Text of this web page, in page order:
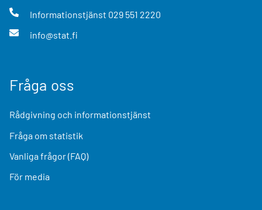
Informationstjänst 029 551 2220
info@stat.fi
Fråga oss
Rådgivning och informationstjänst
Fråga om statistik
Vanliga frågor (FAQ)
För media